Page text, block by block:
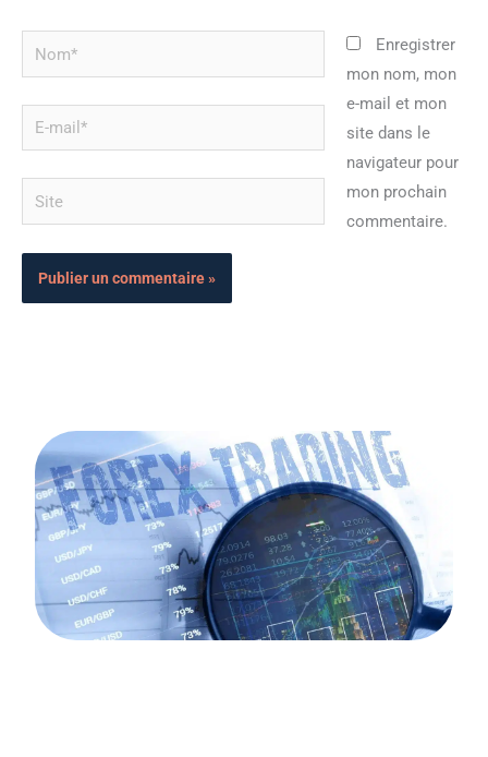
Nom*
mail*
Site
Enregistrer
mon nom, mon
e-mail et mon
site dans le
navigateur pour
mon prochain
commentaire.